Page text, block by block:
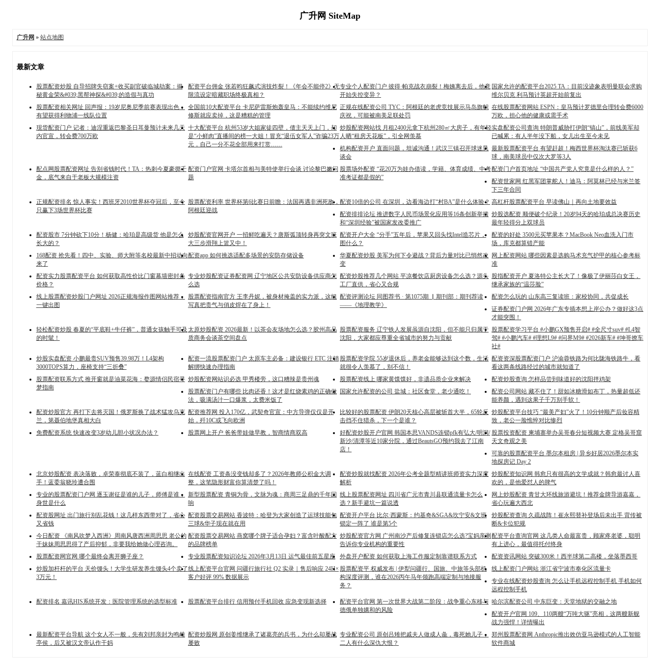
广升网 SiteMap
广升网 » 站点地图
最新文章
股票配资炒股 自导招牌失窃案+收买副官破临城劫案：揭
秘黄金荣&#039;黑帮神探&#039;的造假与真功
配资平台佣金 张若昀狂飙式演技炸裂！《年会不能停2》无
限流设定暗藏职场终极真相？
专业个人配资门户 彼得·帕克战衣崩裂！梅姨离去后，他竟
开始失控变异？
国家允许的配资平台2025 TA：目前没迹象表明曼联会求购
维尔贝克 利马预计英超开始前复出
股票配资相关网址 回声报：19岁尼奥尼季前赛表现出色，
有望获得利物浦一线队位置
全国前10大配资平台 卡尼萨雷斯炮轰皇马：不能续约维尼
修斯就应卖掉，这是糟糕的管理
正规在线配资公司 TYC：阿根廷的老虎竞技展示马岛旗帜
庆祝，可能被南美足联处罚
在线股票配资网站 ESPN：皇马预计罗德里合理转会费6000
万欧，担心他的健康或需手术
现货配资门户 记者：迪涅重返巴黎圣日耳曼预计未来几天
内官宣，转会费700万欧
十大配资平台 杭州53岁大姐家徒四壁，债主天天上门，却
是“小鲜肉”直播间的榜一大姐！冒充“退伍女军人”诈骗23万
元，自己一分不花全部用来打赏……
炒股配资网站找 月租2400元拿下杭州280㎡大房子，有年轻
人晒“租房天花板”，引全网羡慕
实盘配资公司查询 特朗普威胁打伊朗“镐山”，前线美军却
已喊累：有人半年没下船，女儿出生至今未见
机构配资开户 直面问题，坦诚沟通！武汉三镇召开球迷恳
谈会
最新股票配资平台 有望赶超！梅西世界杯淘汰赛已斩获6
球，南美球员中仅次大罗等3人
配点网股票配资网址 告别省钱时代！TA：热刺今夏豪掷千
金，底气来自于老板大规模注资
配资门户官网 卡塔尔首相与美特使举行会谈 讨论黎巴嫩问
题
股票场外配资 “花20万为娃办借读，学籍、体育成绩、中考
准考证都是假的”
配资门户首页地址 “中国共产党人究竟是什么样的人？”
配资世家网 红黑军团掌舵人！迪马：阿莫林已经与米兰签
下三年合同
正规配资排名 惊人事实！西班牙2010世界杯夺冠后，至今
只赢下3场世界杯比赛
股票配资利率 世界杯第6比赛日前瞻：法国再遇非洲死敌，
阿根廷迎战
配资10倍的公司 在深圳，边看海边打“村BA”是什么体验？ 高杠杆股票配资平台 早读佛山｜再向土地要效益
配资排排论坛 推进数字人民币场景化应用等16条创新举措
和“深圳经验”被国家发改委推广
炒股选配资 顺便破个纪录！20岁94天的哈珀成总决赛历史
最年轻得分上双球员
配资股市 7分钟砍下10分！杨健：哈珀是高级货 他是怎么
长大的？
炒股配资官网开户 一招鲜吃遍天？唐斯弧顶转身再突文班
大三步滑翔上篮又中！
配资开户大全 “分手”五年后，苹果又回头找Intel造芯片，
图什么？
配资的好处 3500元买苹果本？MacBook Neo血洗入门市
场，库克都算错产能
168配资 抢先看！四中、实验、师大附等名校最新中招动向
来了
配资app 如何挑选适配多场景的安防存储设备
华夏配资炒股 美军为何下令避战？背后力量对比已悄然改
变
网上配资网站 哪些因素是选购马术充气护甲的核心参考标
准
配资实力股票配资平台 如何获取高性价比门窗幕墙密封条
价格？
专业炒股配资证券配资网 辽宁地区公共安防设备供应商怎
么选
配资炒股推荐几个网站 平凉餐饮店厨房设备怎么选？源头
工厂直供，省心又合规
股指配资开户 夏洛特公主长大了！像极了伊丽莎白女王，
继承家族的“温莎脸”
线上股票配资炒股门户网址 2026正规海报作图网站推荐，
一键出图
股票配资指南官方 王李丹妮，被身材掩盖的实力派，这组
写真把贵气与俏皮焊在了身上！
配资评测论坛 同图荐书 · 第1075期 ▏期刊部：期刊荐读
——《地理教学》
配资怎么玩的 山东高三复读班：家校协同，共促成长
证券配资门户网 2026年广东专插本想上岸公办？做好这3点
才能突围！
轻松配资炒股 春夏的“平底鞋+牛仔裤”，普通女孩触手可及
的时髦！
太原炒股配资 2026最新！以茶会友场地怎么选？胶州高品
质商务会谈茶空间盘点
股票配资服务 辽宁铁人发展虽源自沈阳，但不能只归属于
沈阳，大家都应尊重全省城市的努力与贡献
股票配资学习平台 #小鹏GX预售开启# #全尺寸suv# #L4智
驾# #小鹏汽车# #理想L9# #问界M9# #2026新车# #坤哥撩车
社#
炒股实盘配资 小鹏最贵SUV预售39.98万！L4架构
3000TOPS算力，座椅支持“三折叠”
配资一流股票配资门户 太原车主必备：建设银行 ETC 注销
解绑快速办理指南
股票配资学院 55岁退休后，养老金能够达到这个数，生活
就很令人羡慕了，别不信！
配资资深股票配资门户 沪渝蓉铁路为何比陇海铁路牛，看
看这两条线路经过的城市就知道了
股票配资联系方式 推开窗就是油菜花海：婺源情侣民宿寻
梦指南
炒股配资网站识必选 甲秀楼旁，这口糟辣是贵州魂 股票配资线上 哪家黄馍馍好，非遗品质企业来解决
配资炒股查询 怎样品尝到味道好的沈阳拌鸡架
股票配资门户有哪些 比肉还香！这才是红烧素鸡的正确做
法，吸满汤汁一口爆浆，太费米饭了
国家允许配资的公司 盐城：社区食堂，老少通吃！
配资公司网站 藏不住了！甜如冰糖滑如布丁，热量超低还
能养颜，遇到这果子千万别手软！
配资炒股官方 再打下去将灭国！俄罗斯换了战术猛攻乌克
兰，第聂伯地堡真相大白
配资推荐网 投入170亿，武契奇官宣：中方导弹仅仅是开
始，歼10C或飞向欧洲
比较好的股票配资 伊朗20天核心高层被斩首大半，65轮反
击挡不住猎杀，下一个是谁？
炒股配资平台技巧 “最美产妇”火了！10分钟顺产后妆容精
致，老公一脸憔悴对比惨烈
免费配资系统 快速改变3岁幼儿胆小状况办法？
股票网上开户 爸爸带娃做早教，智商情商双高
好配资炒股开户官网 韩国本思VANDS连锁pfk有弘大/明洞/
新沙/清潭等近10家分院，通过BeautsGO预约我去了江南
店！
股票投资配资 柬埔寨举办吴哥春分短视频大赛 定格吴哥窟
天文奇观之美
可靠的股票配资平台 墨尔本租房 | 异乡好居2026墨尔本实
地探房记 Day 2
北京炒股配资 表决落败，卓荣泰彻底不装了，蓝白相继出
手！蓝委翁晓玲遭合围
在线配资 工资条没变钱却多了？2026年教师公积金大调
整，这笔隐形财富你算清楚了吗！
配资炒股就找配资 2026年公考全题型精讲班师资实力深度
解析
炒股配资知识网 韩愈只有很高的文学成就？韩愈最讨人喜
欢的，是他爱怼人的脾气
专业的股票配资门户网 逐玉谢征是谁的儿子，师傅是谁，
身世是什么
新型股票配资 青铜为骨，文脉为魂：商周三足鼎的千年回
响
线上股票配资网址 四川省广元市青川县联通流量卡怎么
选？新手避坑一篇说透
网上炒股配资 青甘大环线旅游避坑！推荐金牌导游嘉嘉，
省心玩遍大西北
配资股网址 出门旅行别乱花钱！这几样东西带对了，省心
又省钱
配资股票交易网站 香波特：哈登为大家创造了运球技能包
三球&华子现在就在用
配资开户平台 比尔·西蒙斯：约基奇&SGA&坎宁安&文班
锁定一阵了 谁是第5个
炒股配资查询 久疏战阵！崔永熙替补登场后未出手 背传被
断&卡位犯规
今日配资 《南风吹梦入西洲》周南风唐西洲周思思 老公的
干妹妹周思思得了产后抑郁，非要我给她做心理咨询。
配资股票交易网站 燕窝哪个牌子适合孕妇？富含叶酸配方
的品牌榜单
炒股配资官方网 广州南沙产后修复连锁店怎么选?宝妈亲测
告诉你专业机构的重要性
配资平台查询官网 这几类人命最富贵，顾家疼老婆，聪明
有上进心，最值得托付终身
股票配资网官网 哪个最终会离开狮子座？
专业股票配资知识论坛 2026年3月13日 运气最佳前五星座 外盘开户配资 如何获取上海工作服定制靠谱联系方式
配资资讯网站 突破300米！西半球第二高楼，坐落墨西哥
炒股加杆杆的平台 天价馒头！大学生研发养生馒头4个卖了
3万元！
线上配资平台官网 问疆行旅行社 Q2 实录｜售后响应 24H×
客户好评 99% 数据展示
股票配资平 权威发布 | 伊犁问疆行、国旅、中旅等头部机
构深度评测，谁在2026丙午马年领跑高端定制与地接服
务？
线上配资门户网站 浙江省宁波市奉化区流量卡
专业在线配资炒股查询 怎么让手机远程控制手机 手机如何
远程控制手机
配资排名 嘉讯HIS系统开发：医院管理系统的选型标准
股票配资平台排行 信用预付手机回收 应急变现新选择
配资平台官网 第一次世界大战第二阶段：战争重心东移与
德俄单独媾和的风险
哈尔滨配资公司 中东巨变：天堂地狱的交融之地
配资开户官网 109、110两艘“万吨大驱”亮相，这两艘新舰
战力强悍！详情曝出
最新配资平台导航 这个女人不一般，先有刘邦亲封为鸣雌
亭侯，后又被汉文帝认作干妈
配资炒股网 原创姜维继承了诸葛亮的兵书，为什么却屡战
屡败
专业配资公司 原创吕雉把戚夫人做成人彘，毒死她儿子，
二人有什么深仇大恨？
郑州股票配资网 Anthropic推出效仿亚马逊模式的人工智能
软件商城